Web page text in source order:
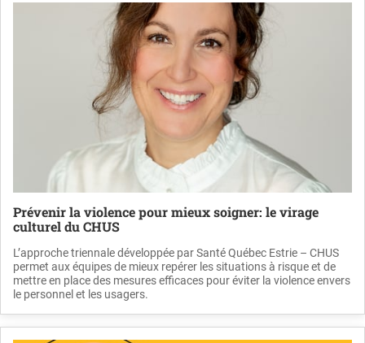
Prévenir la violence pour mieux soigner: le virage
culturel du CHUS
L’approche triennale développée par Santé Québec Estrie – CHUS
permet aux équipes de mieux repérer les situations à risque et de
mettre en place des mesures efficaces pour éviter la violence envers
le personnel et les usagers.